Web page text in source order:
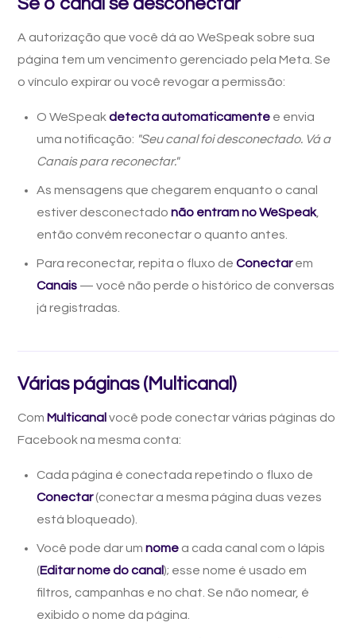
Se o canal se desconectar
A autorização que você dá ao WeSpeak sobre sua
página tem um vencimento gerenciado pela Meta. Se
o vínculo expirar ou você revogar a permissão:
O WeSpeak detecta automaticamente e envia
uma notificação: "Seu canal foi desconectado. Vá a
Canais para reconectar."
As mensagens que chegarem enquanto o canal
estiver desconectado não entram no WeSpeak,
então convém reconectar o quanto antes.
Para reconectar, repita o fluxo de Conectarem
Canais — você não perde o histórico de conversas
já registradas.
Várias páginas (Multicanal)
Com Multicanal você pode conectar várias páginas do
Facebook na mesma conta:
Cada página é conectada repetindo o fluxo de
Conectar(conectar a mesma página duas vezes
está bloqueado).
Você pode dar um nome a cada canal com o lápis
(Editar nome do canal); esse nome é usado em
filtros, campanhas e no chat. Se não nomear, é
exibido o nome da página.